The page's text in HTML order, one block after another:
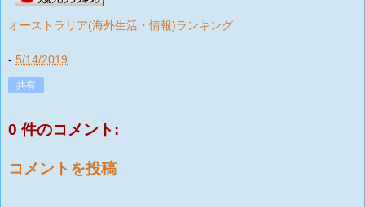
オーストラリア(海外生活・情報)ランキング
- 5/14/2019
共有
0 件のコメント:
コメントを投稿